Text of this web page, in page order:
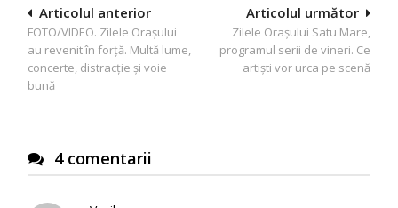
Navigare
în
articole
Articolul următor
Zilele Orașului Satu Mare,
programul serii de vineri. Ce
artiști vor urca pe scenă
Articolul anterior
FOTO/VIDEO. Zilele Orașului
au revenit în forță. Multă lume,
concerte, distracție și voie
bună
4 comentarii